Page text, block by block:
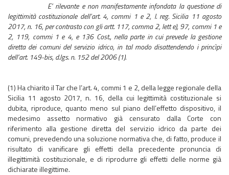
E’ rilevante e non manifestamente infondata la questione di
legittimità costituzionale dell’art. 4, commi 1 e 2, l. reg. Sicilia 11 agosto
2017, n. 16, per contrasto con gli artt. 117, comma 2, lett e), 97, commi 1 e
2, 119, commi 1 e 4, e 136 Cost., nella parte in cui prevede la gestione
diretta dei comuni del servizio idrico, in tal modo disattendendo i princìpi
dell’art. 149-bis, d.lgs. n. 152 del 2006 (1).
(1) Ha chiarito il Tar che l’art. 4, commi 1 e 2, della legge regionale della
Sicilia 11 agosto 2017, n. 16, della cui legittimità costituzionale si
dubita, riproduce, quanto meno sul piano dell’effetto dispositivo, il
medesimo assetto normativo già censurato dalla Corte con
riferimento alla gestione diretta del servizio idrico da parte dei
comuni, prevedendo una soluzione normativa che, di fatto, produce il
risultato di vanificare gli effetti della precedente pronuncia di
illegittimità costituzionale, e di riprodurre gli effetti delle norme già
dichiarate illegittime.